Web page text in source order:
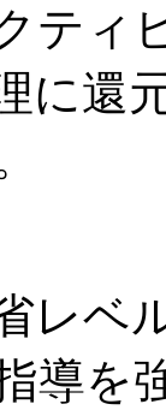
ティ
に還
レベ
導を